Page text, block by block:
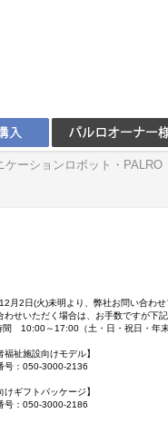
ケーションロボット・PALRO
月2日(火)未明より、弊社お問い合わ
わせいただく場合は、お手数ですが下
10:00～17:00（土・日・祝日・年末
福祉施設向けモデル】
号：050-3000-2136
けギフトパッケージ】
号：050-3000-2186